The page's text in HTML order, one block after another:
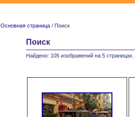
Основная страница / Поиск
Поиск
Найдено: 105 изображений на 5